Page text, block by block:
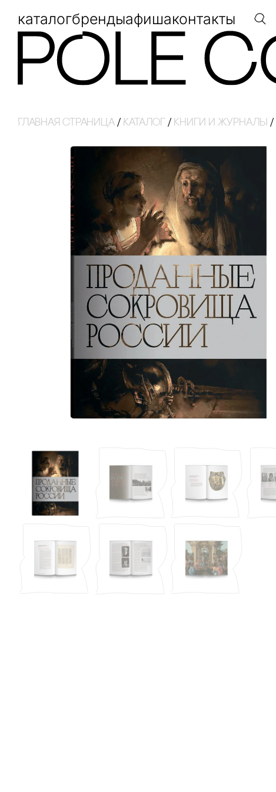
каталогбрендыафишаконтакты
Главная страница / Каталог / кнИги И ЖуРнаЛы /